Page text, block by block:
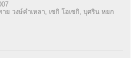
าย วงษ์คำเหลา, เซกิ โอเซกิ, บุศริน หยก